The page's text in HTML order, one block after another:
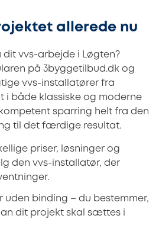
allerede nu
dit vvs-arbejde i Løgten?
på 3byggetilbud.dk og
vvs-installatører fra
i både klassiske og moderne
sparring helt fra den
til det færdige resultat.
priser, løsninger og
den vvs-installatør, der
uden binding – du bestemmer,
dit projekt skal sættes i